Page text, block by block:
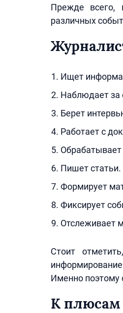
Прежде всего,
различных
Ищет
Наблюдает за
Берет
Работает с
Пишет статьи.
Формирует
Фиксирует
Отслеживает
Стоит
Именно поэтому
К плюсам